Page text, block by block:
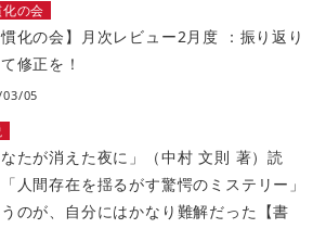
の会
慣化の会】月次レビュー2月度 ：振り返り
修正を！
05
なたが消えた夜に」（中村 文則 著）読
人間存在を揺るがす驚愕のミステリー」
のが、自分にはかなり難解だった【書